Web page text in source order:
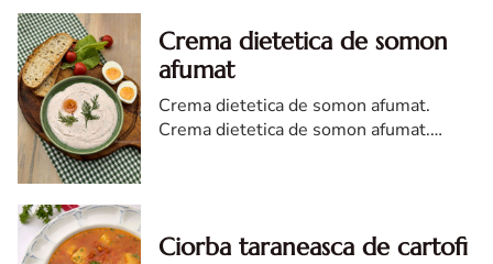
Crema dietetica de somon
afumat
Crema dietetica de somon afumat.
Crema dietetica de somon afumat.
Ciorba taraneasca de cartofi